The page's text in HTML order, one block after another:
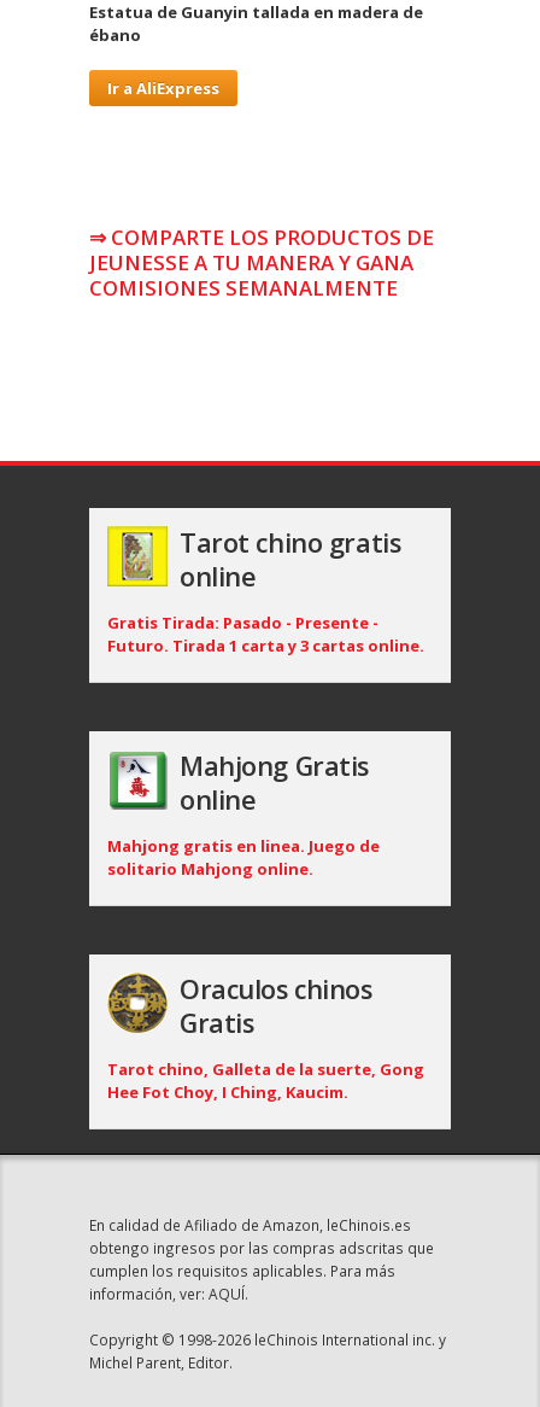
Estatua de Guanyin tallada en madera de
ébano
Ir a AliExpress
⇒ COMPARTE LOS PRODUCTOS DE
JEUNESSE A TU MANERA Y GANA
COMISIONES SEMANALMENTE
Tarot chino gratis
online
Gratis Tirada: Pasado - Presente -
Futuro. Tirada 1 carta y 3 cartas online.
Mahjong Gratis
online
Mahjong gratis en linea. Juego de
solitario Mahjong online.
Oraculos chinos
Gratis
Tarot chino, Galleta de la suerte, Gong
Hee Fot Choy, I Ching, Kaucim.
En calidad de Afiliado de Amazon, leChinois.es
obtengo ingresos por las compras adscritas que
cumplen los requisitos aplicables. Para más
información, ver: AQUÍ.
Copyright © 1998-2026 leChinois International inc. y
Michel Parent, Editor.